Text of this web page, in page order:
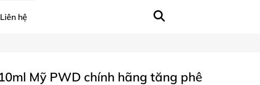
Liên hệ
Mỹ PWD chính hãng tăng phê